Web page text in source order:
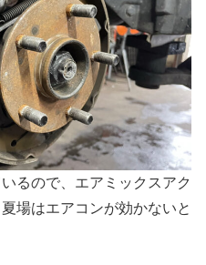
るので、エアミックスアク
場はエアコンが効かないと